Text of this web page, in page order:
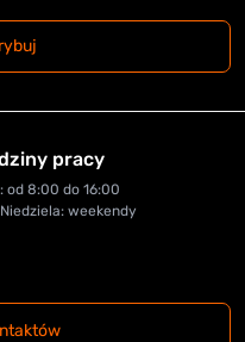
pracy
od 8:00 do 16:00
weekendy